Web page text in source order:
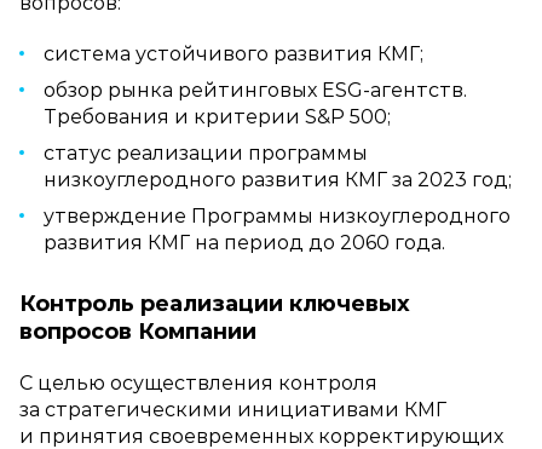
система устойчивого развития КМГ;
обзор рынка рейтинговых ESG‑агентств.
Требования и критерии S&P 500;
статус реализации программы
низкоуглеродного развития КМГ за 2023 год;
утверждение Программы низкоуглеродного
развития КМГ на период до 2060 года.
Контроль реализации ключевых
вопросов Компании
С целью осуществления контроля
за стратегическими инициативами КМГ
и принятия своевременных корректирующих